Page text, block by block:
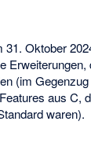
31. Oktober
(im Gegenzug
aus C,
waren).